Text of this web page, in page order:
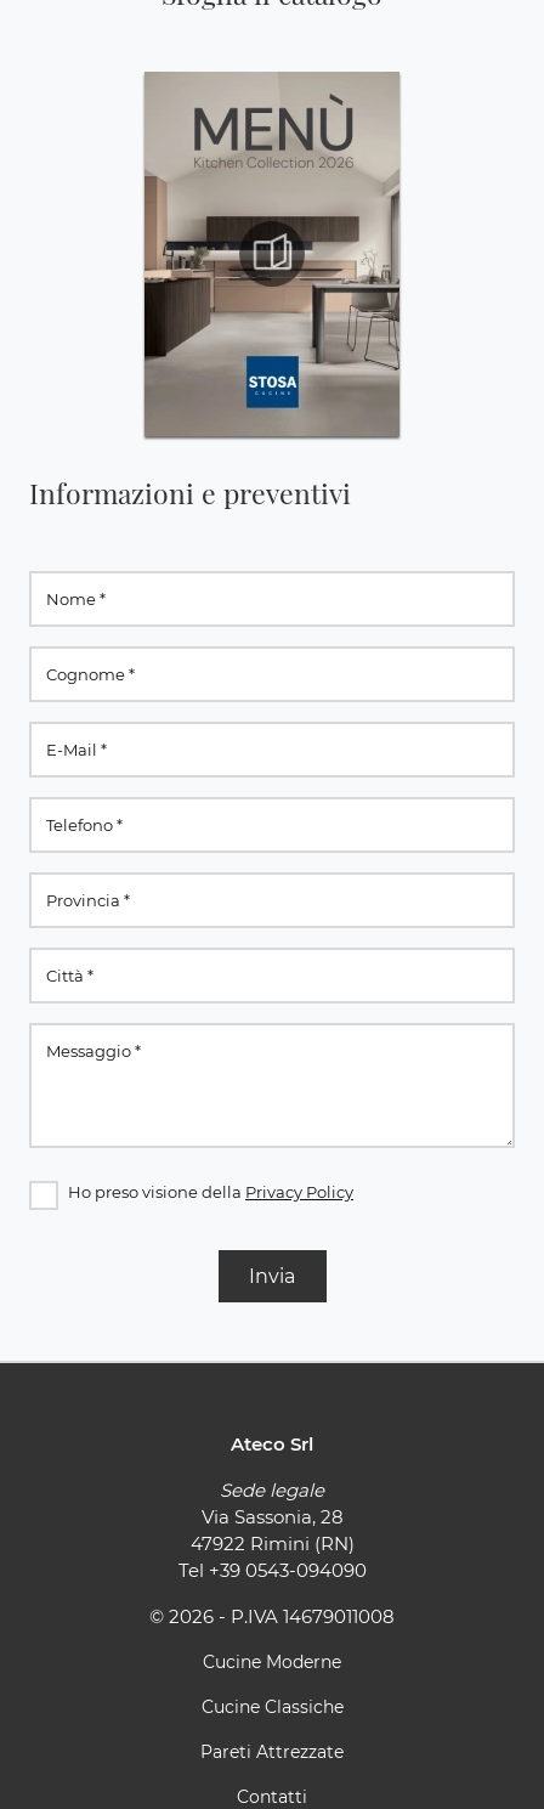
Informazioni e preventivi
Ho preso visione della Privacy Policy
Invia
Ateco Srl
Sede legale
Via Sassonia, 28
47922 Rimini (RN)
Tel +39 0543-094090
© 2026 - P.IVA 14679011008
Cucine Moderne
Cucine Classiche
Pareti Attrezzate
Contatti